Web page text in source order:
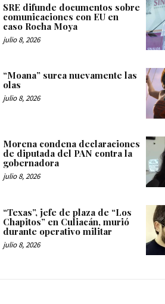
SRE difunde documentos sobre
comunicaciones con EU en
caso Rocha Moya
julio 8, 2026
“Moana” surca nuevamente las
olas
julio 8, 2026
Morena condena declaraciones
de diputada del PAN contra la
gobernadora
julio 8, 2026
“Texas”, jefe de plaza de “Los
Chapitos” en Culiacán, murió
durante operativo militar
julio 8, 2026